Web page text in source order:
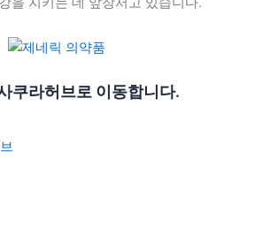
쿠라허브로 이동합니다.